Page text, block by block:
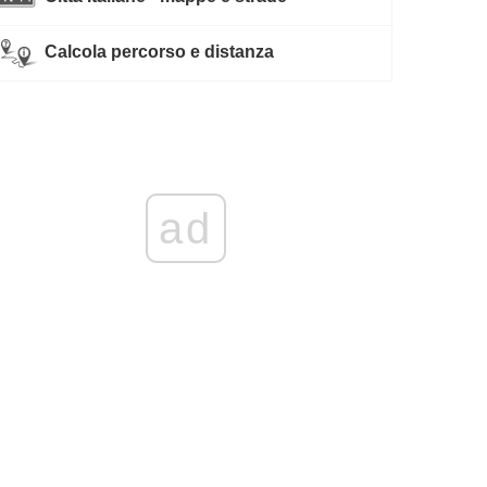
Calcola percorso e distanza
ad